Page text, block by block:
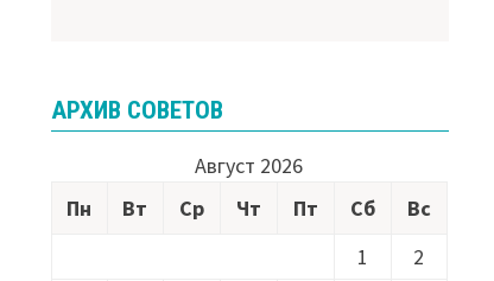
АРХИВ СОВЕТОВ
Август 2026
Пн
Вт Ср Чт Пт Сб
Вс
1
2